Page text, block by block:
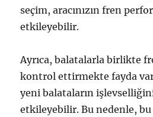
seçim, aracınızın fren
etkileyebilir.
Ayrıca, balatalarla birlikte
kontrol ettirmekte fayda
yeni balataların
etkileyebilir. Bu nedenle,